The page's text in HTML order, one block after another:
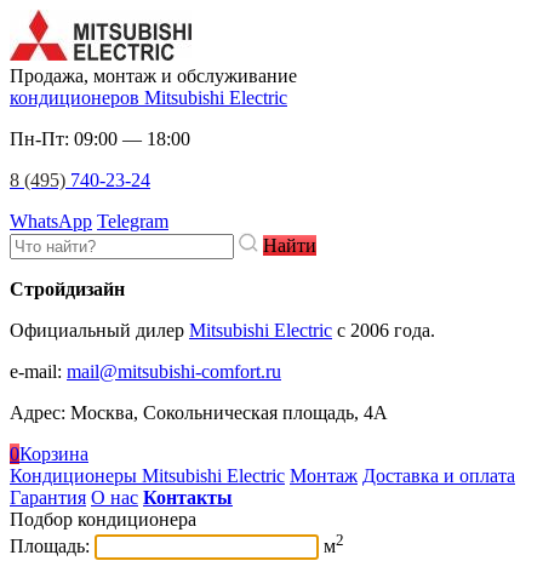
Продажа, монтаж и обслуживание
кондиционеров Mitsubishi Electric
Пн-Пт: 09:00 — 18:00
8 (495) 740-23-24
WhatsApp Telegram
Найти
Стройдизайн
Официальный дилер Mitsubishi Electric c 2006 года.
e-mail: mail@mitsubishi-comfort.ru
Адрес: Москва, Сокольническая площадь, 4А
0Корзина
Кондиционеры Mitsubishi Electric Монтаж Доставка и оплата
Гарантия О нас Контакты
Подбор кондиционера
Площадь:
м2